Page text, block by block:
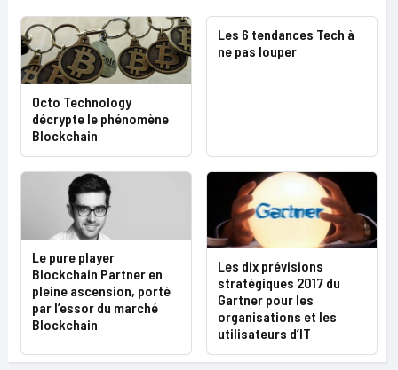
Octo Technology
décrypte le phénomène
Blockchain
Les 6 tendances Tech à
ne pas louper
Le pure player
Blockchain Partner en
pleine ascension, porté
par l’essor du marché
Blockchain
Les dix prévisions
stratégiques 2017 du
Gartner pour les
organisations et les
utilisateurs d’IT